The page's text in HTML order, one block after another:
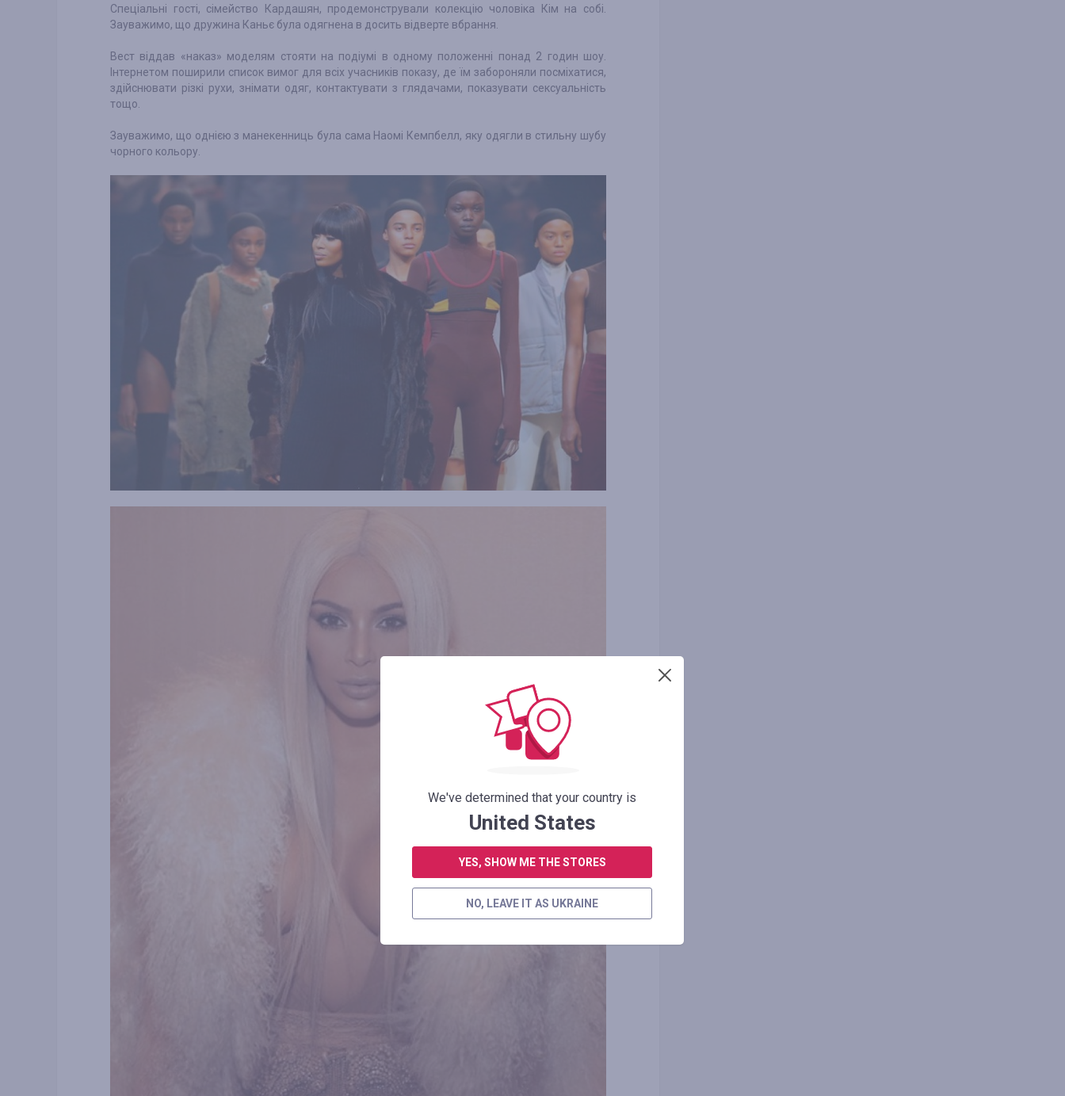
Спеціальні гості, сімейство Кардашян, продемонстрували колекцію чоловіка Кім на собі.
Зауважимо, що дружина Каньє була одягнена в досить відверте вбрання.
Вест віддав «наказ» моделям стояти на подіумі в одному положенні понад 2 годин шоу.
Інтернетом поширили список вимог для всіх учасників показу, де їм забороняли посміхатися,
здійснювати різкі рухи, знімати одяг, контактувати з глядачами, показувати сексуальність
тощо.
Зауважимо, що однією з манекенниць була сама Наомі Кемпбелл, яку одягли в стильну шубу
чорного кольору.
We've determined that your country is
United States
YES, SHOW ME THE STORES
NO, LEAVE IT AS UKRAINE